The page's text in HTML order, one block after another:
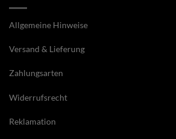
Allgemeine Hinweise
Versand & Lieferung
Zahlungsarten
Widerrufsrecht
Reklamation